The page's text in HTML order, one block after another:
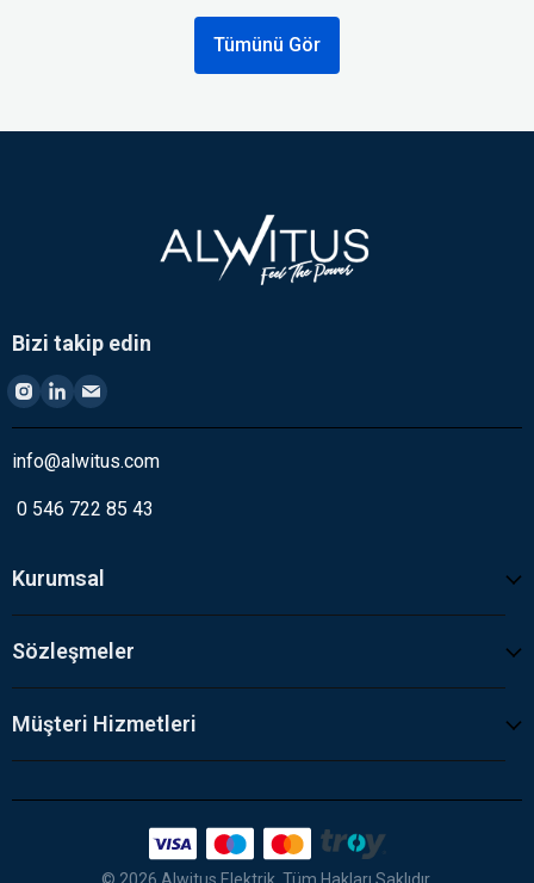
Tümünü Gör
Bizi takip edin
info@alwitus.com
0 546 722 85 43
Kurumsal
Sözleşmeler
Müşteri Hizmetleri